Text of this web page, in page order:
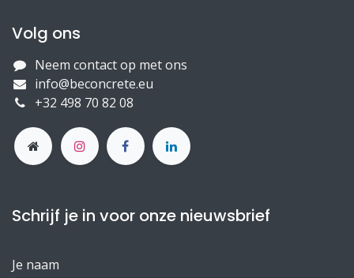
Volg ons
Neem contact op met ons
info@beconcrete.eu
+32 498 70 82 08
Schrijf je in voor onze nieuwsbrief
Je naam